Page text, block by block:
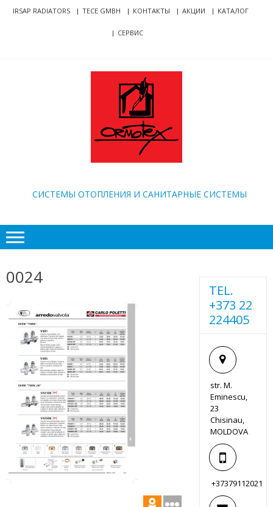
Skip
SkipIRSAP RADIATORS TECE GMBH КОНТАКТЫ АКЦИИ КАТАЛОГ
СЕРВИС
CИСТЕМЫ ОТОПЛЕНИЯ И САНИТАРНЫЕ СИСТЕМЫ
0024
TEL.
+373 22
224405
str. M.
Eminescu,
23
Chisinau,
MOLDOVA
+37379112021